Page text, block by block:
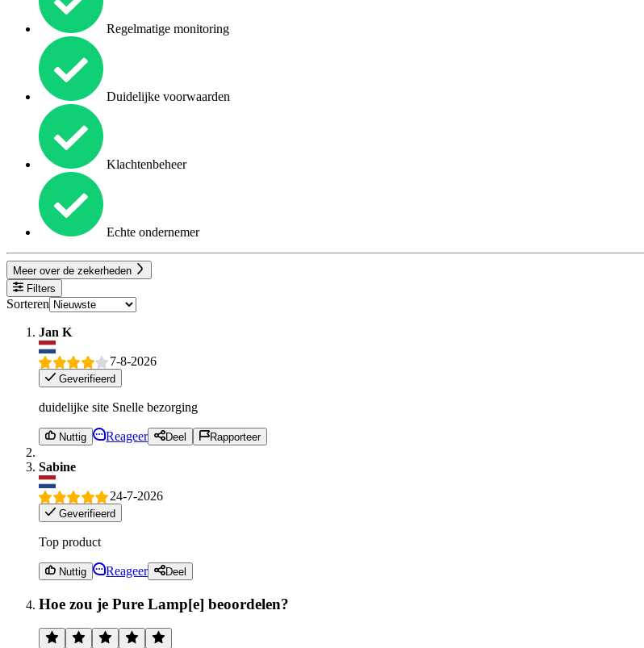
Regelmatige monitoring
Duidelijke voorwaarden
Klachtenbeheer
Echte ondernemer
Meer over de zekerheden
Filters
Sorteren
Jan K
7-8-2026
Geverifieerd
duidelijke site Snelle bezorging
Nuttig Reageer Deel Rapporteer
Sabine
24-7-2026
Geverifieerd
Top product
Nuttig Reageer Deel
Hoe zou je Pure Lamp[e] beoordelen?